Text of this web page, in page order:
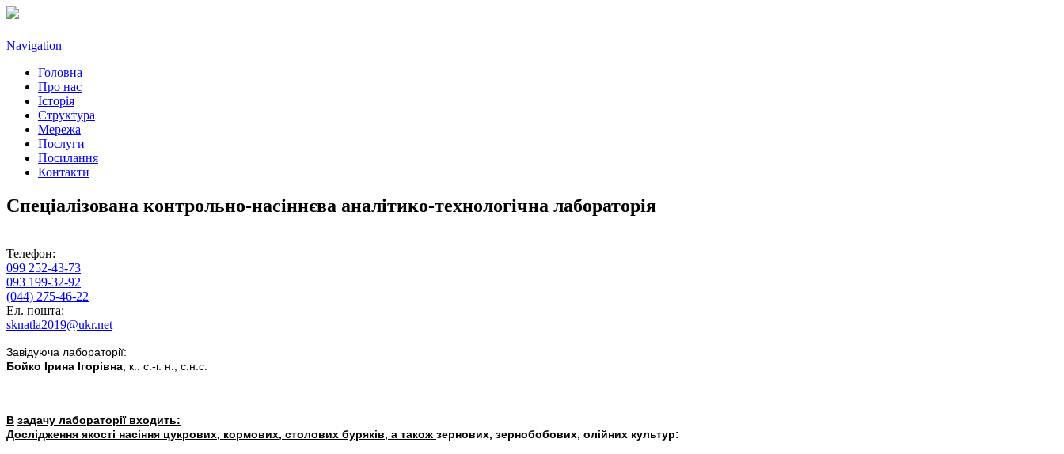
Navigation
Головна
Про нас
Історія
Структура
Мережа
Послуги
Посилання
Контакти
Спеціалізована контрольно-насіннєва аналітико-технологічна лабораторія
Телефон:
099 252-43-73
093 199-32-92
(044) 275-46-22
Ел. пошта:
sknatla2019@ukr.net
Завідуюча лабораторії:
Бойко Ірина Ігорівна, к.. с.-г. н., с.н.с.
В задачу лабораторії входить:
Дослідження якості насіння цукрових, кормових, столових буряків, а також зернових, зернобобових, олійних культур: